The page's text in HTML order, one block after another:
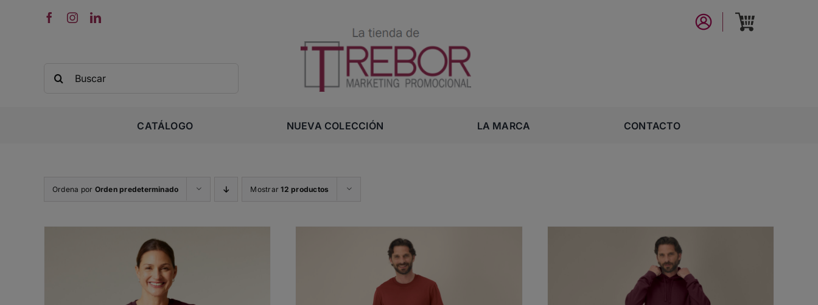
CATÁLOGO NUEVA COLECCIÓN LA MARCA CONTACTO
Ordena por Orden predeterminado Mostrar12 productos